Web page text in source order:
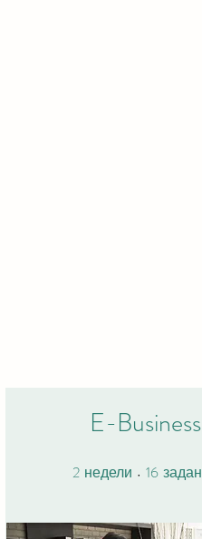
E-Business
2 недели 2 недели
16